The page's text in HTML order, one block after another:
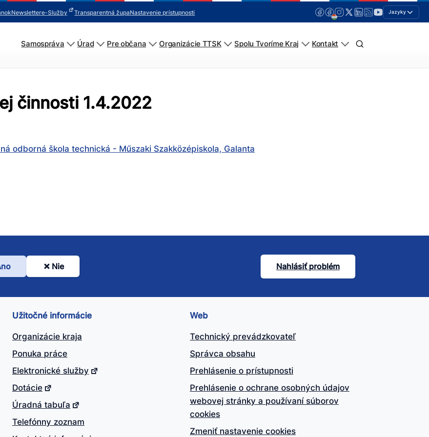
Newslettere-Služby Transparentná župaNastavenie prístupnosti Jazyky
Samospráva Úrad Pre občana Organizácie TTSK Spolu Tvoríme Kraj Kontakt
činnosti 1.4.2022
odborná škola technická - Műszaki Szakközépiskola, Galanta
Nie Nahlásiť problém
Užitočné informácie
Organizácie kraja
Ponuka práce
Elektronické služby
Dotácie
Úradná tabuľa
Telefónny zoznam
Web
Technický prevádzkovateľ
Správca obsahu
Prehlásenie o prístupnosti
Prehlásenie o ochrane osobných údajov
webovej stránky a používaní súborov
cookies
Zmeniť nastavenie cookies